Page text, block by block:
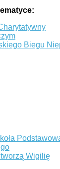
Biegu
Wigilię